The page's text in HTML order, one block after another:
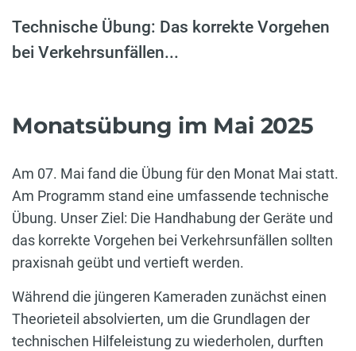
Technische Übung: Das korrekte Vorgehen
bei Verkehrsunfällen...
Monatsübung im Mai 2025
Am 07. Mai fand die Übung für den Monat Mai statt.
Am Programm stand eine umfassende technische
Übung. Unser Ziel: Die Handhabung der Geräte und
das korrekte Vorgehen bei Verkehrsunfällen sollten
praxisnah geübt und vertieft werden.
Während die jüngeren Kameraden zunächst einen
Theorieteil absolvierten, um die Grundlagen der
technischen Hilfeleistung zu wiederholen, durften